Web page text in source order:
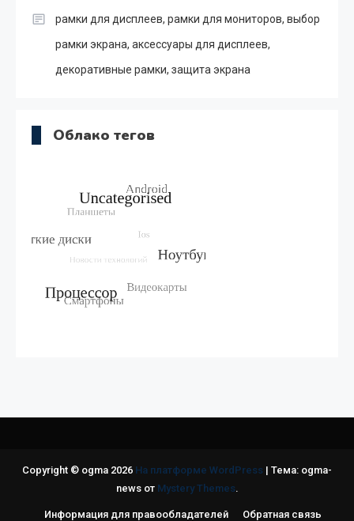
рамки для дисплеев, рамки для мониторов, выбор
рамки экрана, аксессуары для дисплеев,
декоративные рамки, защита экрана
Облако тегов
Copyright © ogma 2026 На платформе WordPress | Тема: ogma-
news от Mystery Themes.
Информация для правообладателей Обратная связь